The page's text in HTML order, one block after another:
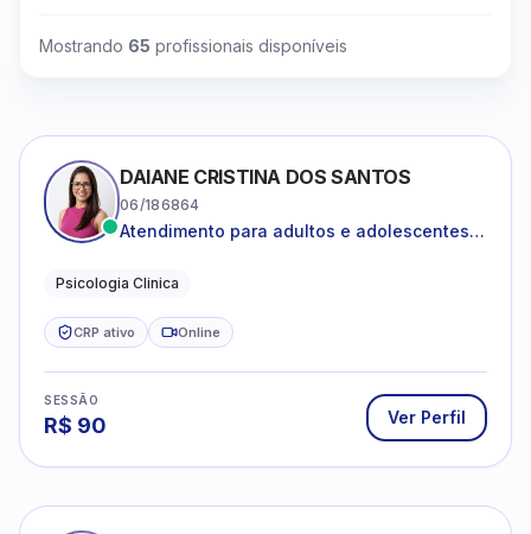
Mostrando 65 profissionais disponíveis
DAIANE CRISTINA DOS SANTOS
06/186864
Atendimento para adultos e adolescentes a
Psicologia Clinica
CRP ativo Online
SESSÃO
R$ 90 Ver Perfil